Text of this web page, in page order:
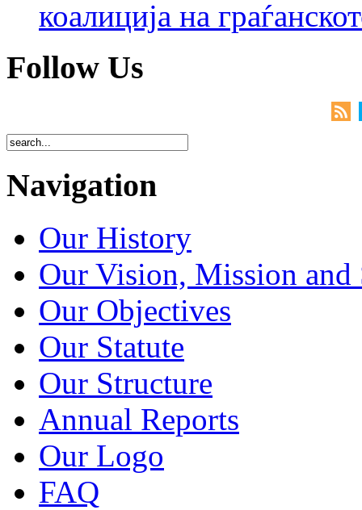
коалиција на
Follow Us
Navigation
Our History
Our Vision, Mission and
Our Objectives
Our Statute
Our Structure
Annual Reports
Our Logo
FAQ